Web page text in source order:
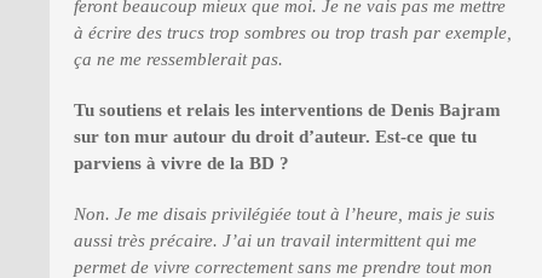
feront beaucoup mieux que moi. Je ne vais pas me mettre
à écrire des trucs trop sombres ou trop trash par exemple,
ça ne me ressemblerait pas.
Tu soutiens et relais les interventions de Denis Bajram
sur ton mur autour du droit d’auteur. Est-ce que tu
parviens à vivre de la BD ?
Non. Je me disais privilégiée tout à l’heure, mais je suis
aussi très précaire. J’ai un travail intermittent qui me
permet de vivre correctement sans me prendre tout mon